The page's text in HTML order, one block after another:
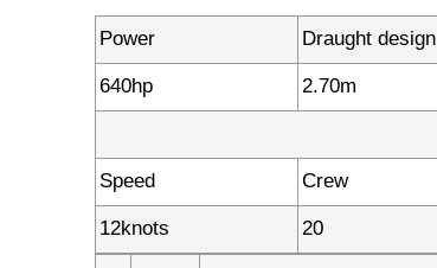
Draught design
Power
2.70m
640hp
Crew
Speed
20
12knots